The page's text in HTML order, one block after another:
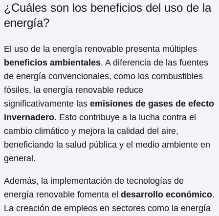
¿Cuáles son los beneficios del uso de la
energía?
El uso de la energía renovable presenta múltiples
beneficios ambientales. A diferencia de las fuentes
de energía convencionales, como los combustibles
fósiles, la energía renovable reduce
significativamente las emisiones de gases de efecto
invernadero. Esto contribuye a la lucha contra el
cambio climático y mejora la calidad del aire,
beneficiando la salud pública y el medio ambiente en
general.
Además, la implementación de tecnologías de
energía renovable fomenta el desarrollo económico.
La creación de empleos en sectores como la energía